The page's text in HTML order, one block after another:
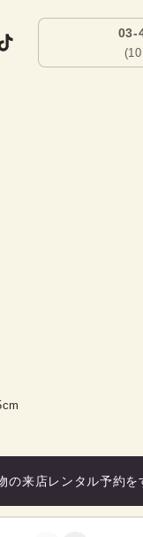
03-
cm
の来店レンタル予約を